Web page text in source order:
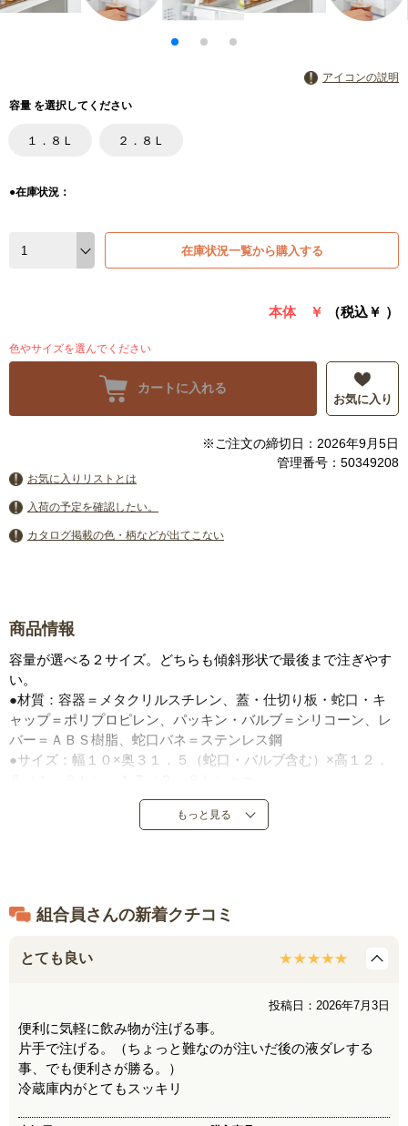
アイコンの説明
容量 を選択してください
１．８Ｌ ２．８Ｌ
●在庫状況：
在庫状況一覧から購入する
本体 ￥ （税込￥ ）
色やサイズを選んでください
カートに入れる
お気に入り
※ご注文の締切日：2026年9月5日
管理番号：50349208
お気に入りリストとは
入荷の予定を確認したい。
カタログ掲載の色・柄などが出てこない
商品情報
容量が選べる２サイズ。どちらも傾斜形状で最後まで注ぎやす
い。
●材質：容器＝メタクリルスチレン、蓋・仕切り板・蛇口・キ
ャップ＝ポリプロピレン、パッキン・バルブ＝シリコーン、レ
バー＝ＡＢＳ樹脂、蛇口バネ＝ステンレス鋼
●サイズ：幅１０×奥３１．５（蛇口・バルブ含む）×高１２．
●重量：１．８Ｌ＝４５５ｇ、２．８Ｌ＝５５０ｇ
●耐熱温度：容器・レバー＝９０℃、蓋・仕切り板・蛇口・キャ
※電子レンジ：使用不可。
もっと見る
組合員さんの新着クチコミ
とても良い
投稿日：2026年7月3日
便利に気軽に飲み物が注げる事。
片手で注げる。（ちょっと難なのが注いだ後の液ダレする
事、でも便利さが勝る。）
冷蔵庫内がとてもスッキリ